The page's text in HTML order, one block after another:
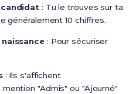
candidat : Tu le trouves sur ta
généralement 10 chiffres.
: Pour sécuriser
: Ils s'affichent
"Admis" ou "Ajourné"